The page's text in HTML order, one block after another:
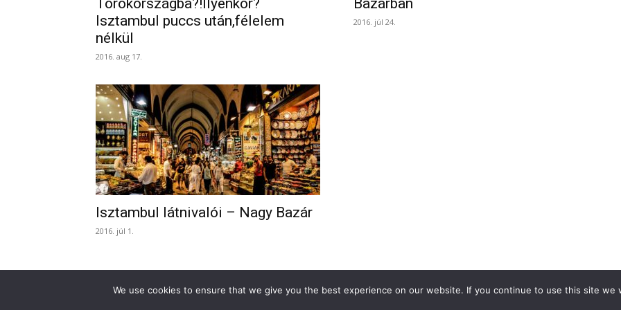
Törökországba?!Ilyenkor?
Isztambul puccs után,félelem
nélkül
2016. aug 17.
Bazárban
2016. júl 24.
Isztambul látnivalói – Nagy Bazár
2016. júl 1.
Támogasd a Türkinfót! Médiaajánlat
We use cookies to ensure that we give you the best experience on our website. If you continue to use this site we